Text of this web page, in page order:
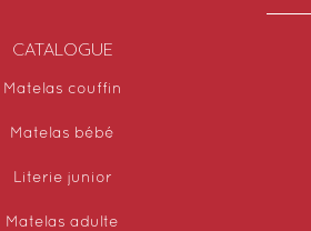
CATALOGUE
Matelas couffin
Matelas bébé
Literie junior
Matelas adulte